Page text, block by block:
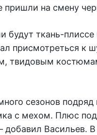
пришли на смену
будут ткань-
присмотреться к
твидовым
сезонов
с мехом. Плюс
Васильев.